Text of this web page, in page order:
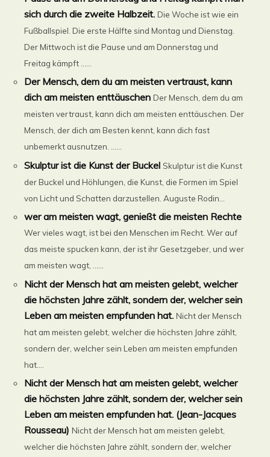
sich durch die zweite Halbzeit. Die Woche ist wie ein
Fußballspiel. Die erste Hälfte sind Montag und Dienstag.
Der Mittwoch ist die Pause und am Donnerstag und
Freitag kämpft ......
Der Mensch, dem du am meisten vertraust, kann
dich am meisten enttäuschen Der Mensch, dem du am
meisten vertraust, kann dich am meisten enttäuschen. Der
Mensch, der dich am Besten kennt, kann dich fast
unbemerkt ausnutzen. ......
Skulptur ist die Kunst der Buckel Skulptur ist die Kunst
der Buckel und Höhlungen, die Kunst, die Formen im Spiel
von Licht und Schatten darzustellen. Auguste Rodin...
wer am meisten wagt, genießt die meisten Rechte
Wer vieles wagt, ist bei den Menschen im Recht. Wer auf
das meiste spucken kann, der ist ihr Gesetzgeber, und wer
am meisten wagt, ......
Nicht der Mensch hat am meisten gelebt, welcher
die höchsten Jahre zählt, sondern der, welcher sein
Leben am meisten empfunden hat. Nicht der Mensch
hat am meisten gelebt, welcher die höchsten Jahre zählt,
sondern der, welcher sein Leben am meisten empfunden
hat....
Nicht der Mensch hat am meisten gelebt, welcher
die höchsten Jahre zählt, sondern der, welcher sein
Leben am meisten empfunden hat. (Jean-Jacques
Rousseau) Nicht der Mensch hat am meisten gelebt,
welcher die höchsten Jahre zählt, sondern der, welcher